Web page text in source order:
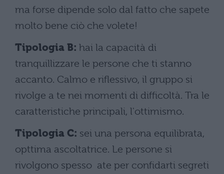
ma forse dipende solo dal fatto che sapete
molto bene ciò che volete!
Tipologia B: hai la capacità di
tranquillizzare le persone che ti stanno
accanto. Calmo e riflessivo, il gruppo si
rivolge a te nei momenti di difficoltà. Tra le
caratteristiche principali, l'ottimismo.
Tipologia C: sei una persona equilibrata,
opttima ascoltatrice. Le persone si
rivolgono spesso ate per confidarti segreti